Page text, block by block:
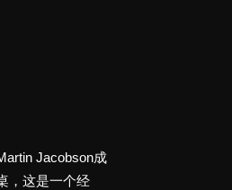
Jacobson成
，这是一个经